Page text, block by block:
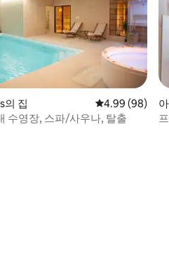
82개
의 집 평점 4.99점(5
4.99 (98)
수영장, 스파/사우나, 탈출